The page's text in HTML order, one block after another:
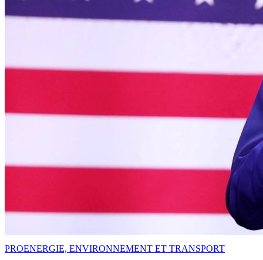
PROENERGIE, ENVIRONNEMENT ET TRANSPORT